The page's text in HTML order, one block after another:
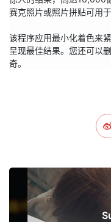
赛克照片或照片拼贴可用
该程序应用最小化着色来
呈现最佳结果。您还可以
奇。